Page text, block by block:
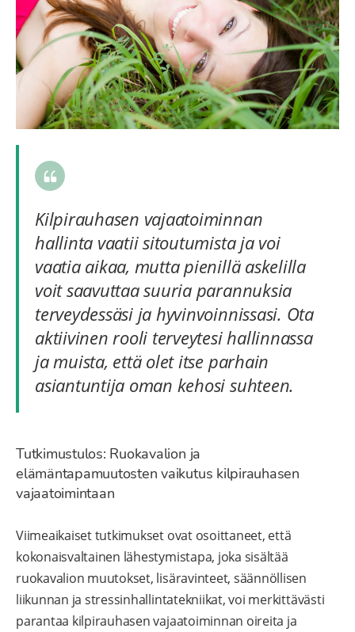
Kilpirauhasen vajaatoiminnan
hallinta vaatii sitoutumista ja voi
vaatia aikaa, mutta pienillä askelilla
voit saavuttaa suuria parannuksia
terveydessäsi ja hyvinvoinnissasi. Ota
aktiivinen rooli terveytesi hallinnassa
ja muista, että olet itse parhain
asiantuntija oman kehosi suhteen.
Tutkimustulos: Ruokavalion ja
elämäntapamuutosten vaikutus kilpirauhasen
vajaatoimintaan
Viimeaikaiset tutkimukset ovat osoittaneet, että
kokonaisvaltainen lähestymistapa, joka sisältää
ruokavalion muutokset, lisäravinteet, säännöllisen
liikunnan ja stressinhallintatekniikat, voi merkittävästi
parantaa kilpirauhasen vajaatoiminnan oireita ja